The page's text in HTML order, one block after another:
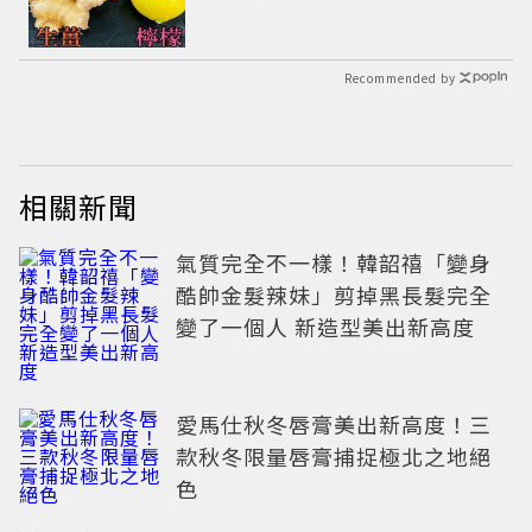
Recommended by
相關新聞
氣質完全不一樣！韓韶禧「變身
酷帥金髮辣妹」剪掉黑長髮完全
變了一個人 新造型美出新高度
愛馬仕秋冬唇膏美出新高度！三
款秋冬限量唇膏捕捉極北之地絕
色